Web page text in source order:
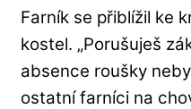
Farník se přiblížil ke
kostel. „Porušuješ
absence roušky
ostatní farníci na